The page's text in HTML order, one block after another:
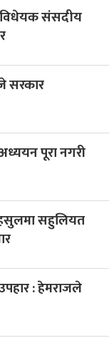
विधेयक संसदीय
सरकार
पूरा नगरी
सहुलियत
: हेमराजले